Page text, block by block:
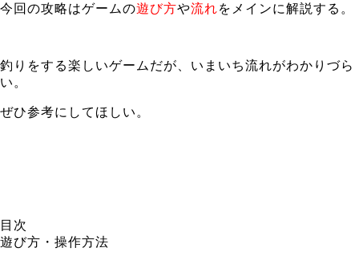
今回の攻略はゲームの遊び方や流れをメインに解説する。
釣りをする楽しいゲームだが、いまいち流れがわかりづら
い。
ぜひ参考にしてほしい。
目次
遊び方・操作方法